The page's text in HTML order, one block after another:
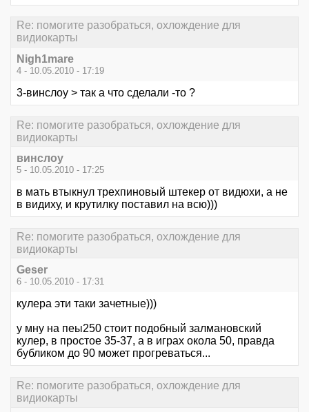
Re: помогите разобраться, охлождение для
видиокарты
Nigh1mare
4 - 10.05.2010 - 17:19
3-винслоу > так а что сделали -то ?
Re: помогите разобраться, охлождение для
видиокарты
винслоу
5 - 10.05.2010 - 17:25
в мать втыкнул трехпиновый штекер от видюхи, а не
в видиху, и крутилку поставил на всю)))
Re: помогите разобраться, охлождение для
видиокарты
Geser
6 - 10.05.2010 - 17:31
кулера эти таки зачетные)))
у мну на пеы250 стоит подобный залмановский
кулер, в простое 35-37, а в играх окола 50, правда
бубликом до 90 может прогреваться...
Re: помогите разобраться, охлождение для
видиокарты